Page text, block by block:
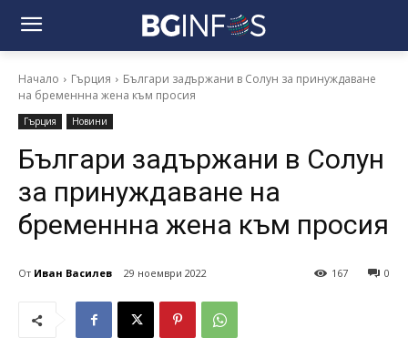
Начало Гърция
Българи задържани в Солун за принуждаване
на бременнна жена към просия
Гърция Новини
Българи задържани в Солун
за принуждаване на
бременнна жена към просия
От Иван Василев 29 ноември 2022 0
167